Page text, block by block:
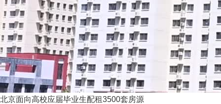
北京面向高校应届毕业生配租3500套房源